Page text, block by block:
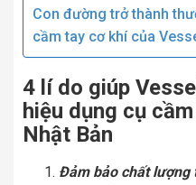
Con đường trở thành
cầm tay cơ khí của
4 lí do giúp
hiệu dụng cụ
Nhật Bản
Đảm bảo chất lượng